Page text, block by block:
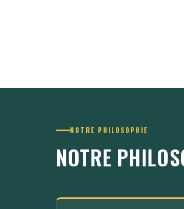
NOTRE PHILOSOPHIE
NOTRE